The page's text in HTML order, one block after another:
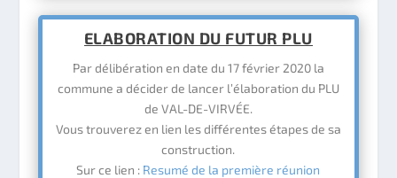
ELABORATION DU FUTUR PLU
Par délibération en date du 17 février 2020 la
commune a décider de lancer l’élaboration du PLU
de VAL-DE-VIRVÉE.
Vous trouverez en lien les différentes étapes de sa
construction.
Sur ce lien : Resumé de la première réunion